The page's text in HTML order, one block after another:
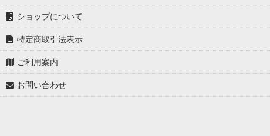
ショップについて
特定商取引法表示
ご利用案内
お問い合わせ